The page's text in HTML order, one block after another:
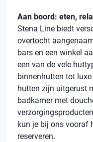
Aan boord: eten,
Stena Line biedt
overtocht
bars en een winkel
een van de vele
binnenhutten tot
hutten zijn uitgerust
badkamer met
kun je bij ons
reserveren.